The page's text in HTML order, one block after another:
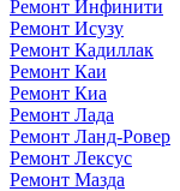
Ремонт Инфинити
Ремонт Исузу
Ремонт Кадиллак
Ремонт Каи
Ремонт Киа
Ремонт Лада
Ремонт Ланд-Ровер
Ремонт Лексус
Ремонт Мазда